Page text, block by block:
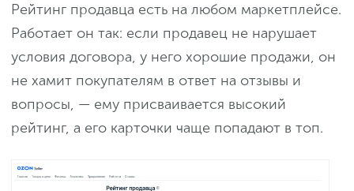
Рейтинг продавца есть на любом маркетплейсе.
Работает он так: если продавец не нарушает
условия договора, у него хорошие продажи, он
не хамит покупателям в ответ на отзывы и
вопросы, — ему присваивается высокий
рейтинг, а его карточки чаще попадают в топ.